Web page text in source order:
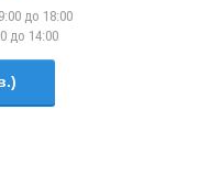
до 18:00
до 14:00